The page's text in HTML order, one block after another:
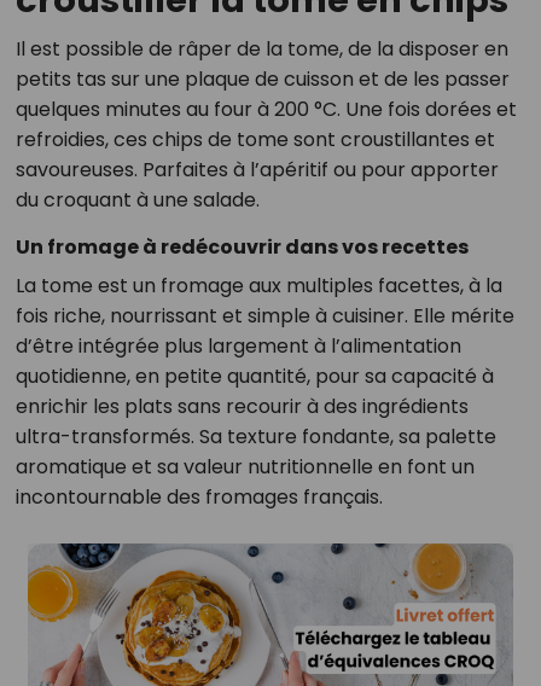
Il est possible de râper de la tome, de la disposer en
petits tas sur une plaque de cuisson et de les passer
quelques minutes au four à 200 °C. Une fois dorées et
refroidies, ces chips de tome sont croustillantes et
savoureuses. Parfaites à l’apéritif ou pour apporter
du croquant à une salade.
Un fromage à redécouvrir dans vos recettes
La tome est un fromage aux multiples facettes, à la
fois riche, nourrissant et simple à cuisiner. Elle mérite
d’être intégrée plus largement à l’alimentation
quotidienne, en petite quantité, pour sa capacité à
enrichir les plats sans recourir à des ingrédients
ultra-transformés. Sa texture fondante, sa palette
aromatique et sa valeur nutritionnelle en font un
incontournable des fromages français.